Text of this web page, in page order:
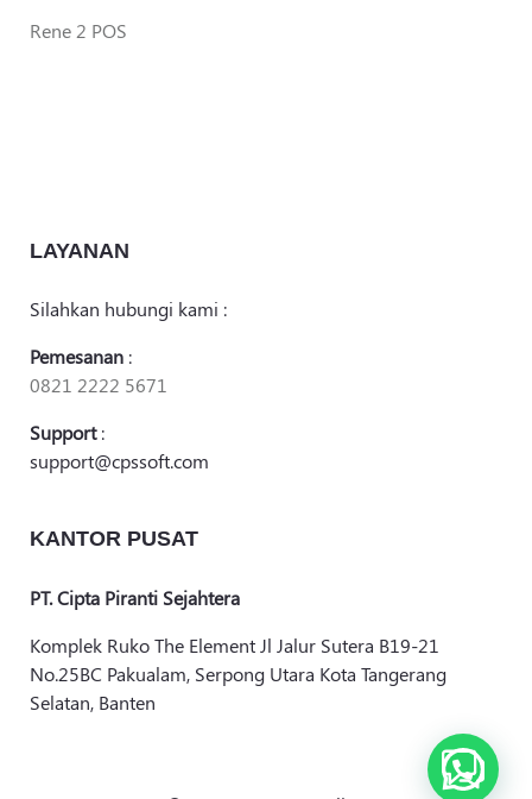
Rene 2 POS
LAYANAN
Silahkan hubungi kami :
Pemesanan:
0821 2222 5671
Support:
support@cpssoft.com
KANTOR PUSAT
PT. Cipta Piranti Sejahtera
Komplek Ruko The Element Jl Jalur Sutera B19-21
No.25BC Pakualam, Serpong Utara Kota Tangerang
Selatan, Banten